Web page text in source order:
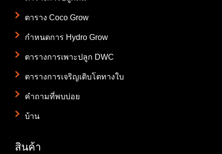
ตาราง Coco Grow
กำหนดการ Hydro Grow
ตารางการเพาะปลูก DWC
ตารางการเจริญเติบโตทางใบ
คำถามที่พบบ่อย
บ้าน
สินค้า